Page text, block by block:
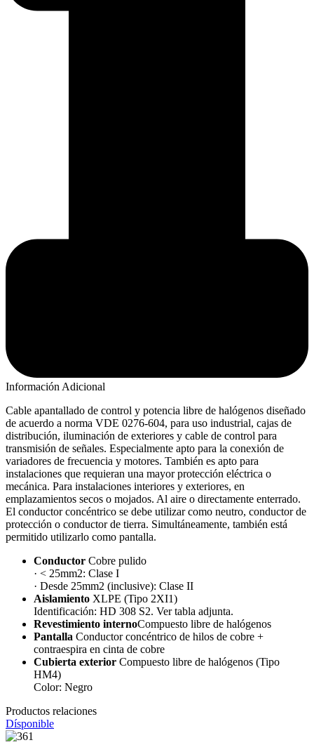
Información Adicional
Cable apantallado de control y potencia libre de halógenos diseñado
de acuerdo a norma VDE 0276-604, para uso industrial, cajas de
distribución, iluminación de exteriores y cable de control para
transmisión de señales. Especialmente apto para la conexión de
variadores de frecuencia y motores. También es apto para
instalaciones que requieran una mayor protección eléctrica o
mecánica. Para instalaciones interiores y exteriores, en
emplazamientos secos o mojados. Al aire o directamente enterrado.
El conductor concéntrico se debe utilizar como neutro, conductor de
protección o conductor de tierra. Simultáneamente, también está
permitido utilizarlo como pantalla.
Conductor Cobre pulido
· < 25mm2: Clase I
· Desde 25mm2 (inclusive): Clase II
Aislamiento XLPE (Tipo 2XI1)
Identificación: HD 308 S2. Ver tabla adjunta.
Revestimiento internoCompuesto libre de halógenos
Pantalla Conductor concéntrico de hilos de cobre +
contraespira en cinta de cobre
Cubierta exterior Compuesto libre de halógenos (Tipo
HM4)
Color: Negro
Productos relaciones
Dísponible